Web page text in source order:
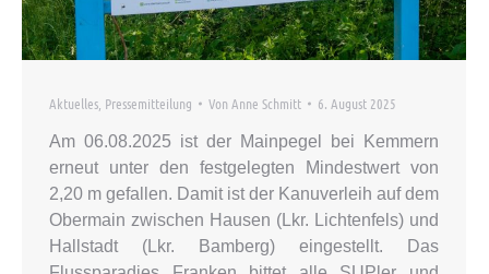
Aktuelles Pressemitteilung Von Anne Schmitt 6. August 2025
Am 06.08.2025 ist der Mainpegel bei Kemmern
erneut unter den festgelegten Mindestwert von
2,20 m gefallen. Damit ist der Kanuverleih auf dem
Obermain zwischen Hausen (Lkr. Lichtenfels) und
Hallstadt (Lkr. Bamberg) eingestellt. Das